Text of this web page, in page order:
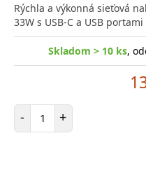
Rýchla a výkonná sieťová
33W s USB-C a USB portami
Skladom > 10 ks,
- Počet položiek
+